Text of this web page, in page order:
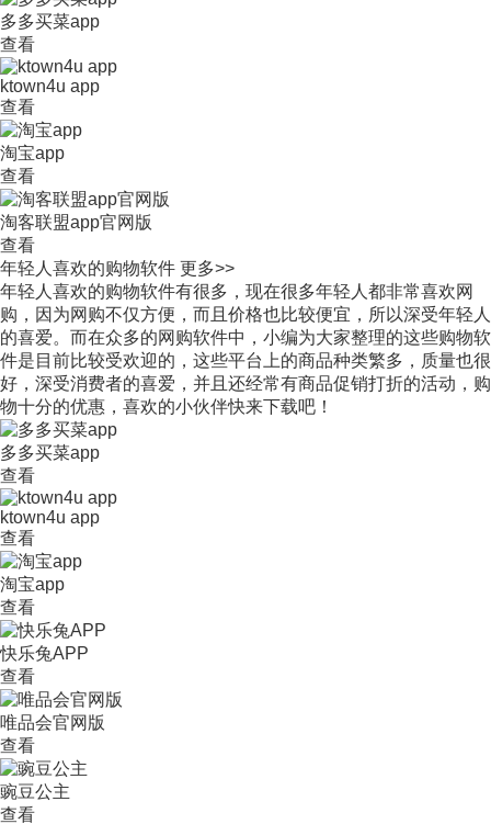
多多买菜app
查看
ktown4u app
查看
淘宝app
查看
淘客联盟app官网版
查看
年轻人喜欢的购物软件 更多>>
年轻人喜欢的购物软件有很多，现在很多年轻人都非常喜欢网
购，因为网购不仅方便，而且价格也比较便宜，所以深受年轻人
的喜爱。而在众多的网购软件中，小编为大家整理的这些购物软
件是目前比较受欢迎的，这些平台上的商品种类繁多，质量也很
好，深受消费者的喜爱，并且还经常有商品促销打折的活动，购
物十分的优惠，喜欢的小伙伴快来下载吧！
多多买菜app
查看
ktown4u app
查看
淘宝app
查看
快乐兔APP
查看
唯品会官网版
查看
豌豆公主
查看